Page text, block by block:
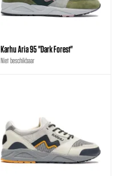
Karhu Aria 95 "Dark Forest"
Niet beschikbaar